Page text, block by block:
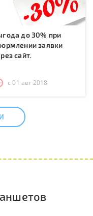
до 30% при
заявки
сайт.
с 01 авг 2018